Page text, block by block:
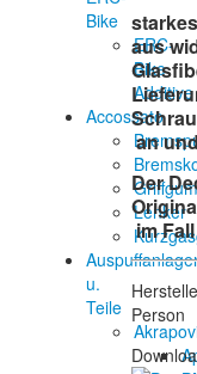
Bike
ERC-
Bike
Additive
Accossato
Lenker
u.
Teile
aus
an
Der
im
Person